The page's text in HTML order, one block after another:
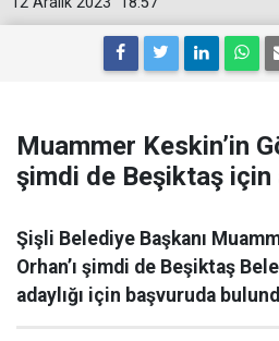
Muammer Keskin’in
şimdi de Beşiktaş için
Şişli Belediye Başkanı
Orhan’ı şimdi de Beşiktaş
adaylığı için başvuruda